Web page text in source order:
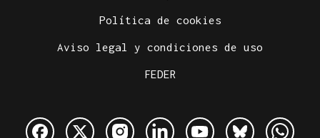
Política de cookies
Aviso legal y condiciones de uso
FEDER